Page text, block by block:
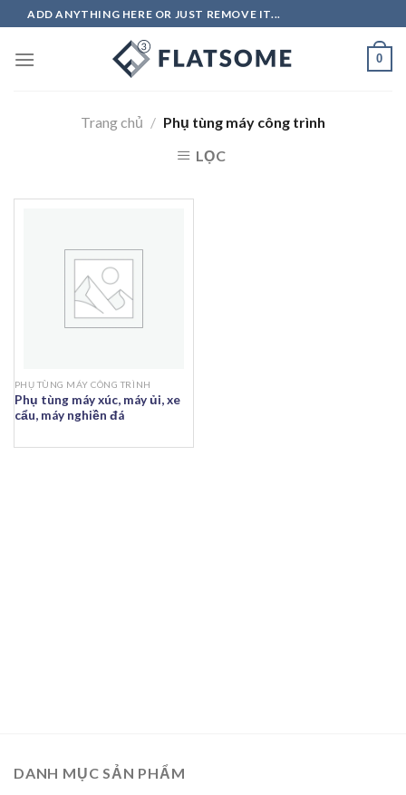
to
content
ADD ANYTHING HERE OR JUST REMOVE IT...
0
Trang chủ / Phụ tùng máy công trình
LỌC
PHỤ TÙNG MÁY CÔNG TRÌNH
Phụ tùng máy xúc, máy ủi, xe
cẩu, máy nghiền đá
DANH MỤC SẢN PHẨM